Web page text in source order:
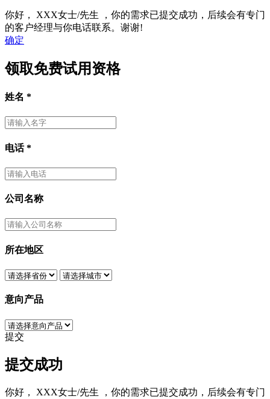
你好， XXX女士/先生
，你的需求已提交成功，后续会有专门
的客户经理与你电话联系。谢谢!
确定
领取免费试用资格
姓名 *
电话*
公司名称
所在地区
意向产品
提交
提交成功
你好， XXX女士/先生
，你的需求已提交成功，后续会有专门